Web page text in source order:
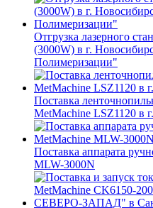
Отгрузка лазерного
(3000W) в г.
Полимеризации"
Поставка
MetMachine LSZ1120 в
Поставка аппарата
MLW-3000N